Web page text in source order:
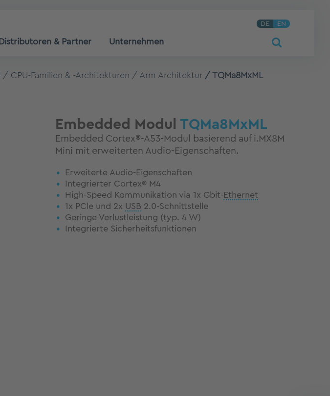
DE EN
Distributoren & Partner Unternehmen
CPU-Familien & -Architekturen Arm Architektur TQMa8MxML
Embedded Modul TQMa8MxML
Embedded Cortex®-A53-Modul basierend auf i.MX8M
Mini mit erweiterten Audio-Eigenschaften.
Erweiterte Audio-Eigenschaften
Integrierter Cortex® M4
High-Speed Kommunikation via 1x Gbit-Ethernet
1x PCle und 2x USB 2.0-Schnittstelle
Geringe Verlustleistung (typ. 4 W)
Integrierte Sicherheitsfunktionen